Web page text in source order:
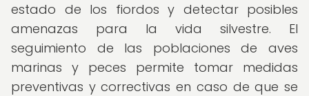
estado de los fiordos y detectar posibles
amenazas para la vida silvestre. El
seguimiento de las poblaciones de aves
marinas y peces permite tomar medidas
preventivas y correctivas en caso de que se